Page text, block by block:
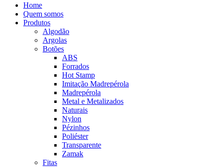
Home
Quem somos
Produtos
Algodão
Argolas
Botões
ABS
Forrados
Hot Stamp
Imitação Madrepérola
Madrepérola
Metal e Metalizados
Naturais
Nylon
Pézinhos
Poliéster
Transparente
Zamak
Fitas